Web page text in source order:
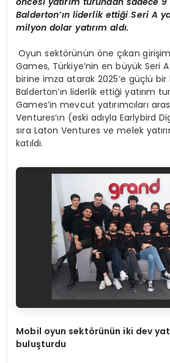
Balderton’ın liderlik ettiği Seri A
milyon dolar yatırım aldı.
Oyun sektörünün öne çıkan
Games, Türkiye’nin en büyük Seri
birine imza atarak 2025’e güçlü bir
Balderton’ın liderlik ettiği yatırım
Games’in mevcut yatırımcıları
Ventures’ın (eski adıyla Earlybird
sıra Laton Ventures ve melek
katıldı.
Mobil oyun sektörünün iki dev
buluşturdu